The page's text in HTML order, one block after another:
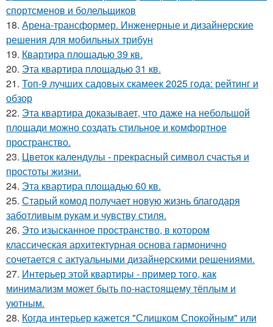
спортсменов и болельщиков
18. Арена-трансформер. Инженерные и дизайнерские
решения для мобильных трибун
19. Квартира площадью 39 кв.
20. Эта квартира площадью 31 кв.
21. Топ-9 лучших садовых скамеек 2025 года: рейтинг и
обзор
22. Эта квартира доказывает, что даже на небольшой
площади можно создать стильное и комфортное
пространство.
23. Цветок календулы - прекрасный символ счастья и
простоты жизни.
24. Эта квартира площадью 60 кв.
25. Старый комод получает новую жизнь благодаря
заботливым рукам и чувству стиля.
26. Это изысканное пространство, в котором
классическая архитектурная основа гармонично
сочетается с актуальными дизайнерскими решениями.
27. Интерьер этой квартиры - пример того, как
минимализм может быть по-настоящему тёплым и
уютным.
28. Когда интерьер кажется "Слишком Спокойным" или